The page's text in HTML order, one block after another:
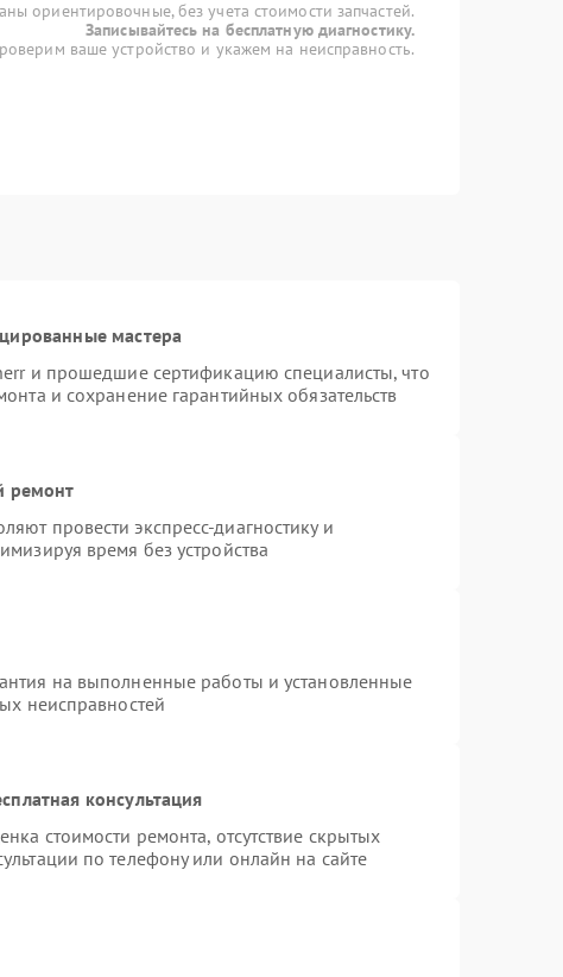
ориентировочные, без учета стоимости запчастей.
Записывайтесь на бесплатную диагностику.
ваше устройство и укажем на неисправность.
мастера
и прошедшие сертификацию специалисты, что
и сохранение гарантийных обязательств
ремонт
провести экспресс-диагностику и
время без устройства
на выполненные работы и установленные
неисправностей
консультация
стоимости ремонта, отсутствие скрытых
по телефону или онлайн на сайте